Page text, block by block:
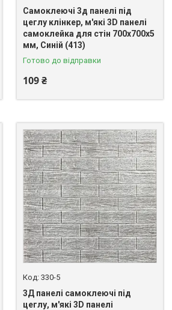
Самоклеючі 3д панелі під
цеглу клінкер, м'які 3D панелі
самоклейка для стін 700x700x5
мм, Синій (413)
Готово до відправки
109 ₴
330-5
3Д панелі самоклеючі під
цеглу, м'які 3D панелі